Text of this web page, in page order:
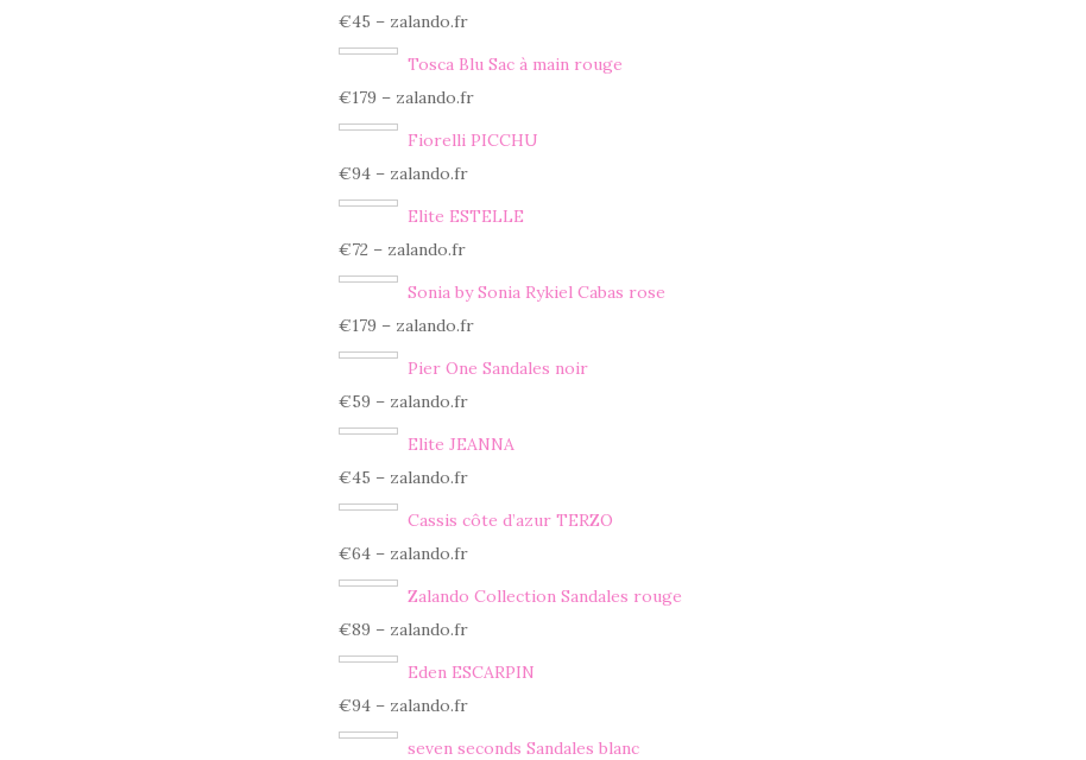
€45 – zalando.fr
Tosca Blu Sac à main rouge
€179 – zalando.fr
Fiorelli PICCHU
€94 – zalando.fr
Elite ESTELLE
€72 – zalando.fr
Sonia by Sonia Rykiel Cabas rose
€179 – zalando.fr
Pier One Sandales noir
€59 – zalando.fr
Elite JEANNA
€45 – zalando.fr
Cassis côte d’azur TERZO
€64 – zalando.fr
Zalando Collection Sandales rouge
€89 – zalando.fr
Eden ESCARPIN
€94 – zalando.fr
seven seconds Sandales blanc